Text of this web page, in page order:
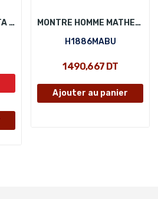
MONTRE HOMME SANTA BARBARA POLO SB.1.10587-3
MONTRE HOMME MATHEY-TISSOT H1886MABU
H1886MABU
1 490,667 DT
Ajouter au panier